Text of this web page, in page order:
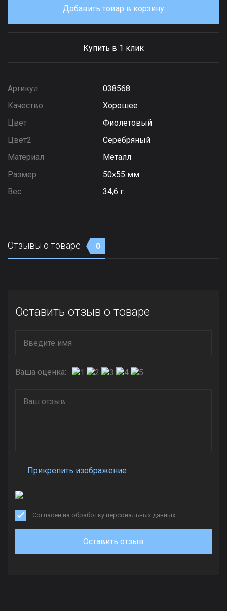
Добавить товар в корзину
Купить в 1 клик
Артикул
038568
Качество
Хорошее
Цвет
Фиолетовый
Цвет2
Серебряный
Материал
Металл
Размер
50х55 мм.
Вес
34,6 г.
Отзывы о товаре 0
Оставить отзыв о товаре
Ваша оценка:
Прикрепить изображение
Согласен на обработку персональных данных
Оставить отзыв